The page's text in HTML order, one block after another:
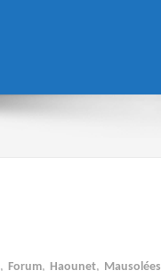
, Forum, Haounet, Mausolées